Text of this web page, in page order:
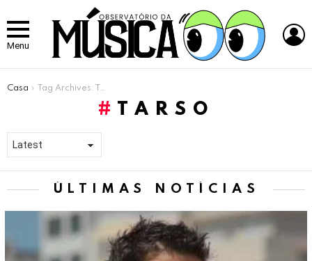
Menu
Você está aqui:
Casa Tag Archives: Tarso
TARSO
ÚLTIMAS NOTÍCIAS